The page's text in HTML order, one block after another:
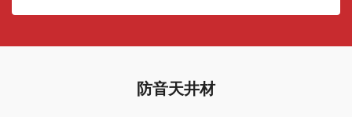
防音天井材